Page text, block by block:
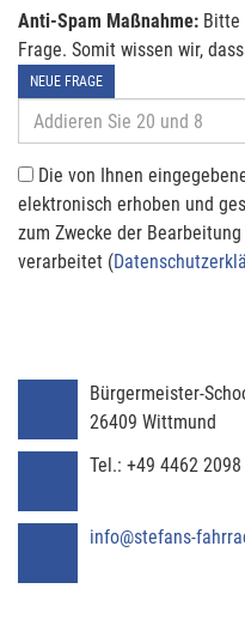
Anti-Spam Maßnahme: Bitte
Frage. Somit wissen wir,
NEUE FRAGE
Die von Ihnen
elektronisch erhoben und
zum Zwecke der
verarbeitet (
Bürgermeister-
26409 Wittmund
Tel.: +49 4462 2098
info@stefans-